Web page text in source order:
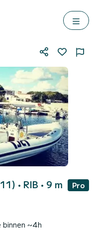
• RIB • 9 m
Pro
binnen ~4h